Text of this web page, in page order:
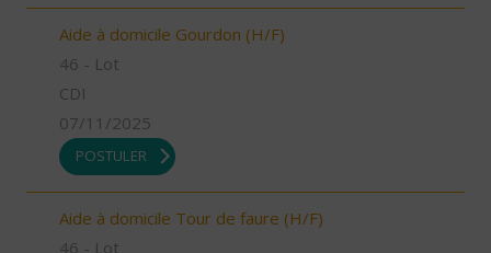
Aide à domicile Gourdon (H/F)
46 - Lot
CDI
07/11/2025
POSTULER
Aide à domicile Tour de faure (H/F)
46 - Lot